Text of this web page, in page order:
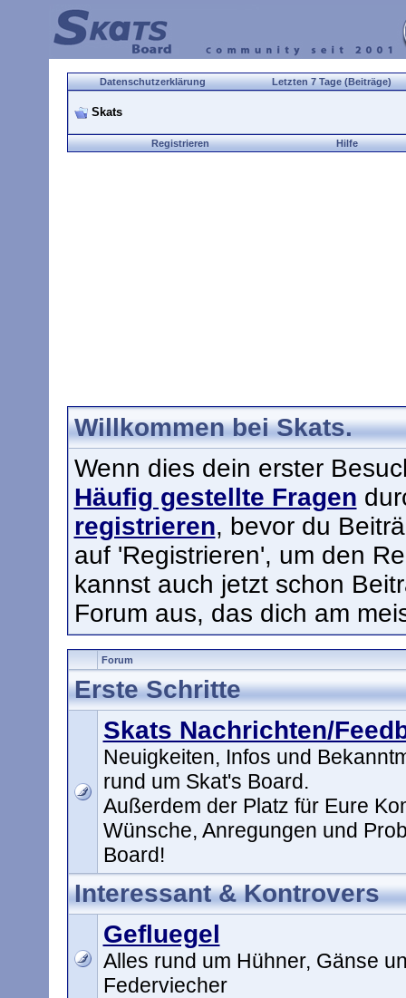
Datenschutzerklärung Letzten 7 Tage (Beiträge)
Skats
Registrieren Hilfe
Willkommen bei Skats.
Wenn dies dein erster
Häufig gestellte Fragen
registrieren, bevor du
auf 'Registrieren', um den
kannst auch jetzt schon
Forum aus, das dich am
Forum
Erste Schritte
Skats Nachrichten/
Neuigkeiten, Infos und
rund um Skat's Board.
Außerdem der Platz für Eure
Wünsche, Anregungen und
Board!
Interessant & Kontrovers
Gefluegel
Alles rund um Hühner, Gänse
Federviecher